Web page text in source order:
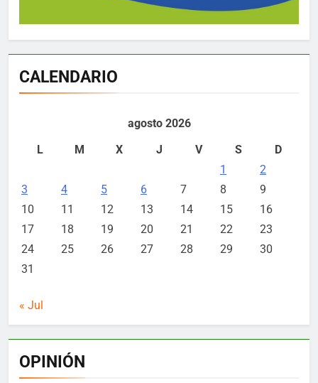
CALENDARIO
agosto 2026
L
M X J V S
D
1
2
3
4 5 6 7 8
9
10
11 12 13 14 15
16
17
18 19 20 21 22
23
24
25 26 27 28 29
30
31
« Jul
OPINIÓN